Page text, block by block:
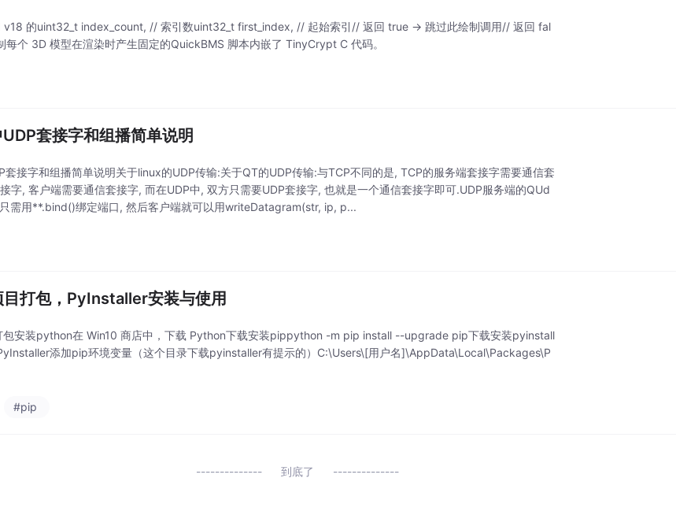
v18 的uint32_t index_count, // 索引数uint32_t first_index, // 起始索引// 返回 true → 跳过此绘制调用// 返回 fal
个 3D 模型在渲染时产生固定的QuickBMS 脚本内嵌了 TinyCrypt C 代码。
套接字和组播简单说明
套接字和组播简单说明关于linux的UDP传输:关于QT的UDP传输:与TCP不同的是, TCP的服务端套接字需要通信套
字, 客户端需要通信套接字, 而在UDP中, 双方只需要UDP套接字, 也就是一个通信套接字即可.UDP服务端的QUd
需用**.bind()绑定端口, 然后客户端就可以用writeDatagram(str, ip, p...
打包，PyInstaller安装与使用
包安装python在 Win10 商店中，下载 Python下载安装pippython -m pip install --upgrade pip下载安装pyinstall
添加pip环境变量（这个目录下载pyinstaller有提示的）C:\Users\[用户名]\AppData\Local\Packages\P
#pip
到底了